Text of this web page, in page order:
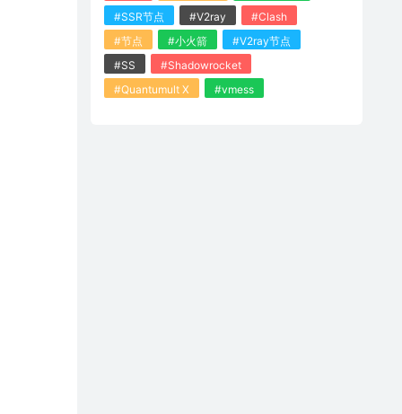
#SSR节点
#V2ray
#Clash
#节点
#小火箭
#V2ray节点
#SS
#Shadowrocket
#Quantumult X
#vmess